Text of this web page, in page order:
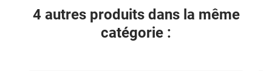
4 autres produits dans la même
catégorie :